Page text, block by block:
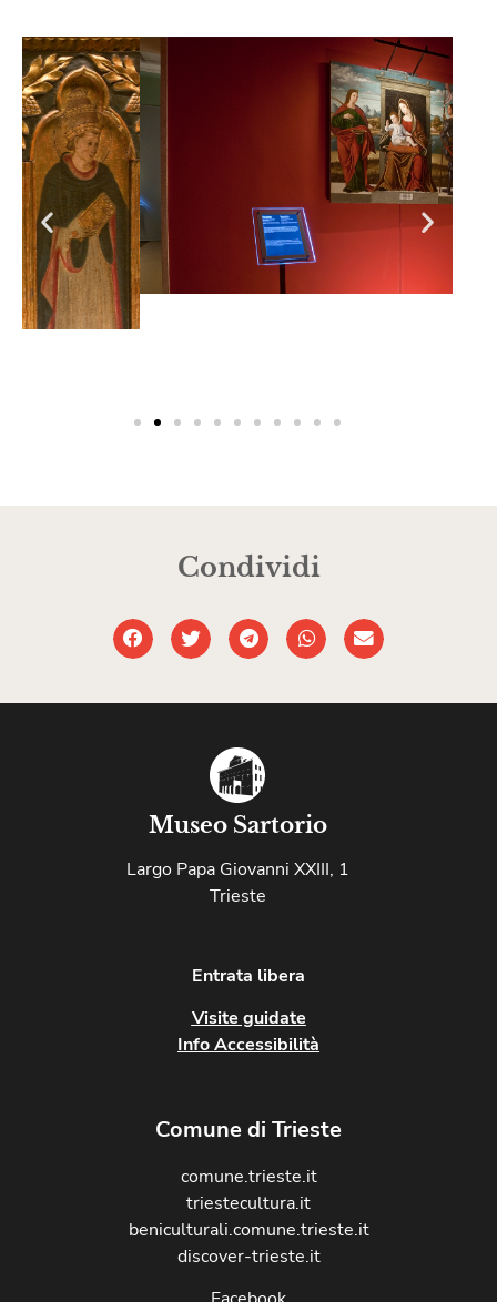
Condividi
Museo Sartorio
Largo Papa Giovanni XXIII, 1
Trieste
Entrata libera
Visite guidate
Info Accessibilità
Comune di Trieste
comune.trieste.it
triestecultura.it
beniculturali.comune.trieste.it
discover-trieste.it